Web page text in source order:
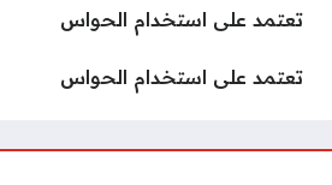
تعتمد على استخدام الحواس
تعتمد على استخدام الحواس